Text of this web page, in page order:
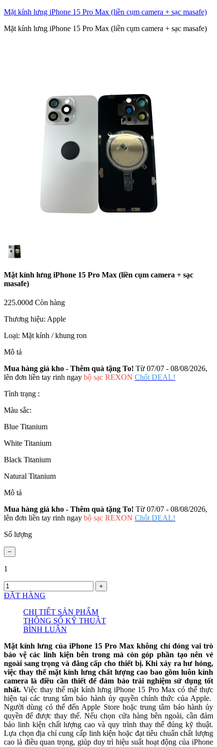
Mặt kính lưng iPhone 15 Pro Max (liền cụm camera + sạc masafe)
Mặt kính lưng iPhone 15 Pro Max (liền cụm camera + sạc masafe)
Mặt kính lưng iPhone 15 Pro Max (liền cụm camera + sạc
masafe)
225.000đ Còn hàng
Thương hiệu: Apple
Loại: Mặt kính / khung ron
Mô tả
Mua hàng giá kho - Thêm quà tặng To! Từ 07/07 - 08/08/2026,
lên đơn liền tay rinh ngay bộ sạc REXON Chốt DEAL!
Tình trạng :
Màu sắc:
Blue Titanium
White Titanium
Black Titanium
Natural Titanium
Mô tả
Mua hàng giá kho - Thêm quà tặng To! Từ 07/07 - 08/08/2026,
lên đơn liền tay rinh ngay bộ sạc REXON Chốt DEAL!
Số lượng
1
ĐẶT HÀNG
CHI TIẾT SẢN PHẨM
THÔNG SỐ KỸ THUẬT
BÌNH LUẬN
Mặt kính lưng của iPhone 15 Pro Max không chỉ đóng vai trò
bảo vệ các linh kiện bên trong mà còn góp phần tạo nên vẻ
ngoài sang trọng và đẳng cấp cho thiết bị. Khi xảy ra hư hỏng,
việc thay thế mặt kính lưng chất lượng cao bao gồm luôn kính
camera là điều cần thiết để đảm bảo trải nghiệm sử dụng tốt
nhất.Việc thay thế mặt kính lưng iPhone 15 Pro Max có thể thực
hiện tại các trung tâm bảo hành ủy quyền chính thức của Apple.
Người dùng có thể đến Apple Store hoặc trung tâm bảo hành ủy
quyền để được thay thế. Nếu chọn cửa hàng bên ngoài, cần đảm
bảo linh kiện chất lượng cao và quy trình thay thế đúng kỹ thuật.
Lựa chọn địa chỉ cung cấp linh kiện hoặc đạt tiêu chuẩn chất lượng
cao là điều quan trọng, giúp duy trì hiệu suất hoạt động của iPhone